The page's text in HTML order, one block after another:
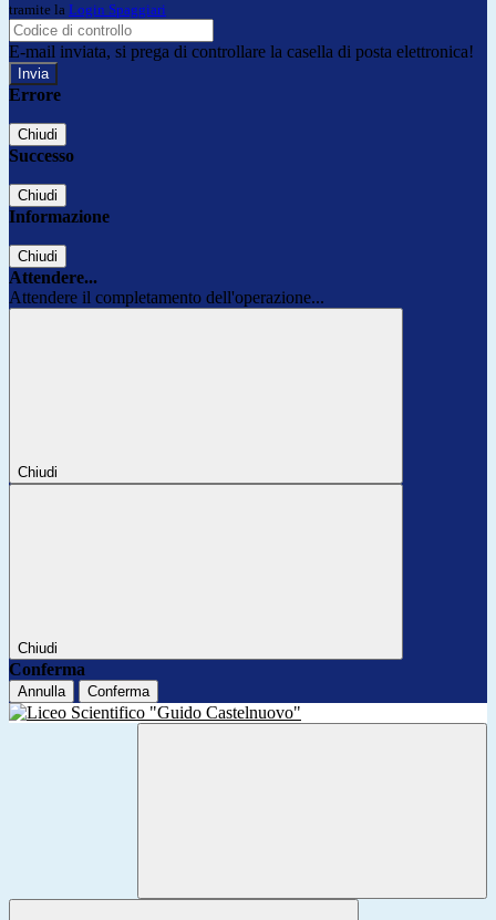
tramite la Login Spaggiari
E-mail inviata, si prega di controllare la casella di posta elettronica!
Errore
Chiudi
Successo
Chiudi
Informazione
Chiudi
Attendere...
Attendere il completamento dell'operazione...
Chiudi
Chiudi
Conferma
Annulla Conferma